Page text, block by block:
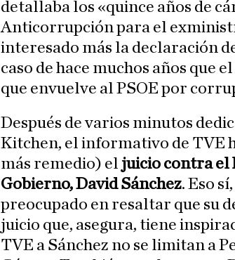
detallaba los «quince años de
Anticorrupción para el
interesado más la declaración
caso de hace muchos años que
que envuelve al PSOE por
Después de varios minutos
Kitchen, el informativo de TVE
más remedio) el juicio contra el
Gobierno, David Sánchez. Eso
preocupado en resaltar que su
juicio que, asegura, tiene
TVE a Sánchez no se limitan a